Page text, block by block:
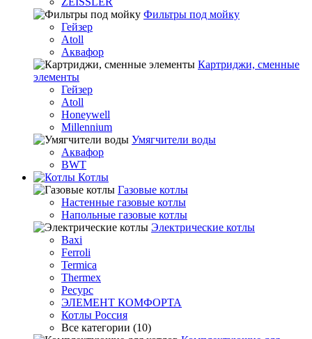
Фильтры под мойку
Гейзер
Atoll
Аквафор
Картриджи, сменные
элементы
Гейзер
Atoll
Honeywell
Millennium
Умягчители воды
Аквафор
BWT
Котлы
Гaзовые котлы
Настенные газовые котлы
Напольные газовые котлы
Электрические котлы
Baxi
Ferroli
Termica
Thermex
Ресурс
ЭЛЕМЕНТ КОМФОРТА
Котлы Россия
Все категории (10)